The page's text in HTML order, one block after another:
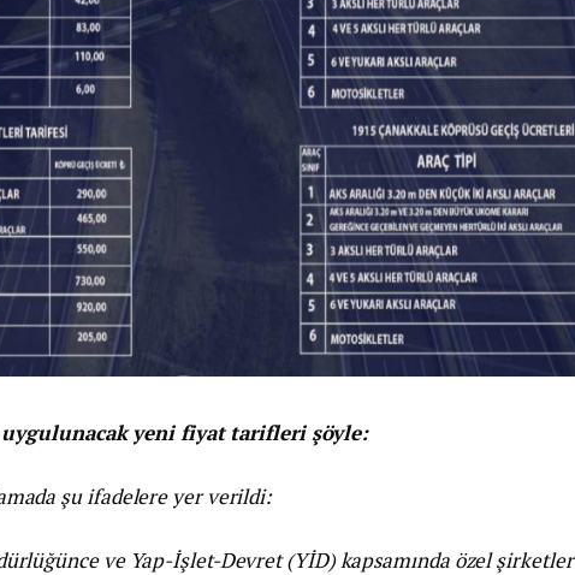
yeni fiyat tarifleri şöyle:
şu ifadelere yer verildi:
ve Yap-İşlet-Devret (YİD) kapsamında özel şirketler